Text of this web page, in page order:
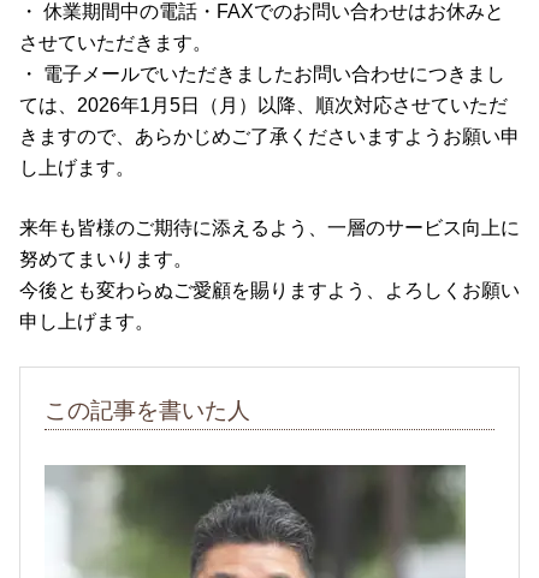
・ 休業期間中の電話・FAXでのお問い合わせはお休みと
させていただきます。
・ 電子メールでいただきましたお問い合わせにつきまし
ては、2026年1月5日（月）以降、順次対応させていただ
きますので、あらかじめご了承くださいますようお願い申
し上げます。
来年も皆様のご期待に添えるよう、一層のサービス向上に
努めてまいります。
今後とも変わらぬご愛顧を賜りますよう、よろしくお願い
申し上げます。
この記事を書いた人